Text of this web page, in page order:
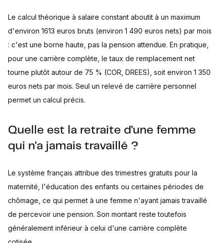
Le calcul théorique à salaire constant aboutit à un maximum
d'environ 1613 euros bruts (environ 1 490 euros nets) par mois
: c'est une borne haute, pas la pension attendue. En pratique,
pour une carrière complète, le taux de remplacement net
tourne plutôt autour de 75 % (COR, DREES), soit environ 1 350
euros nets par mois. Seul un relevé de carrière personnel
permet un calcul précis.
Quelle est la retraite d'une femme
qui n'a jamais travaillé ?
Le système français attribue des trimestres gratuits pour la
maternité, l'éducation des enfants ou certaines périodes de
chômage, ce qui permet à une femme n'ayant jamais travaillé
de percevoir une pension. Son montant reste toutefois
généralement inférieur à celui d'une carrière complète